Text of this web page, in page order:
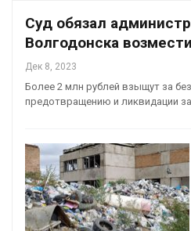
Суд обязал
Волгодонска
Дек 8, 2023
Более 2 млн рублей взыщут за
предотвращению и ликвидации